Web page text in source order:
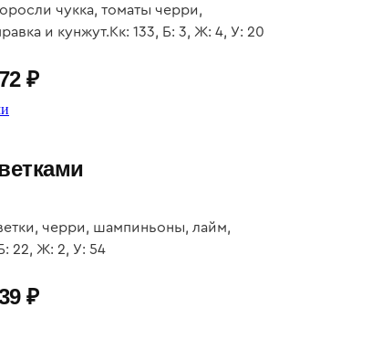
чукка, томаты черри,
и кунжут.Кк: 133, Б: 3, Ж: 4, У: 20
₽
черри, шампиньоны, лайм,
22, Ж: 2, У: 54
₽